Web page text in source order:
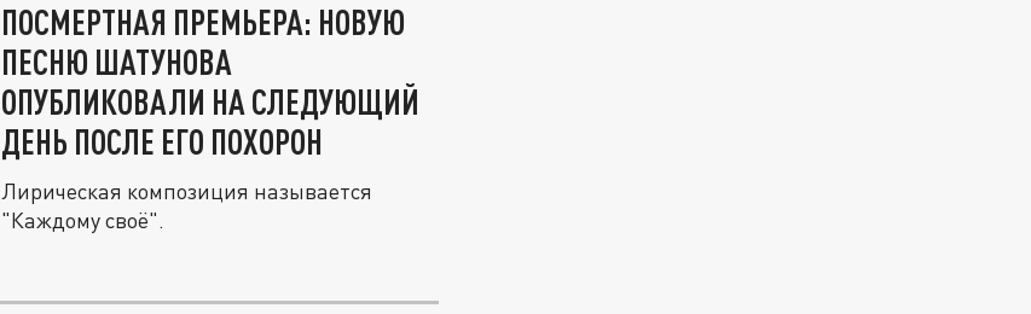
ПОСМЕРТНАЯ ПРЕМЬЕРА: НОВУЮ
ПЕСНЮ ШАТУНОВА
ОПУБЛИКОВАЛИ НА СЛЕДУЮЩИЙ
ДЕНЬ ПОСЛЕ ЕГО ПОХОРОН
Лирическая композиция называется
"Каждому своё".